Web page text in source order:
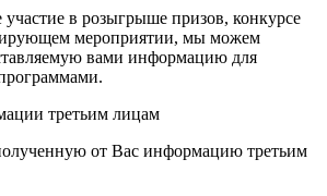
в розыгрыше призов, конкурсе
мероприятии, мы можем
вами информацию для
третьим лицам
от Вас информацию третьим